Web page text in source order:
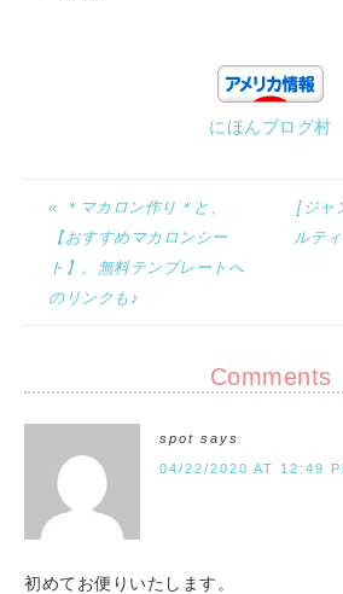
にほんブログ村
« ＊マカロン作り＊と、
【おすすめマカロンシー
ト】。無料テンプレートへ
のリンクも♪
[ジャ
ルテ
Comments
spot says
04/22/2020 AT 12:49
初めてお便りいたします。